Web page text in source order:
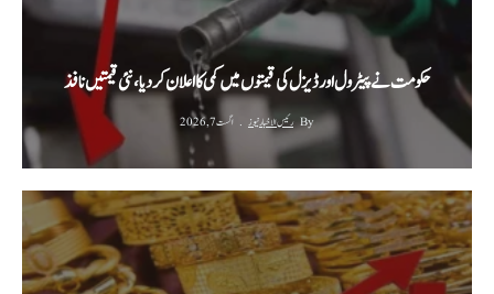
حکومت نے پیٹرول اور ڈیزل کی قیمتوں میں کمی کا اعلان کر دیا، نئی قیمتیں نافذ
By رئیس الاخبار نیوز اگست 7, 2026